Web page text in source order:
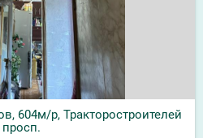
604м/р, Тракторостроителей
просп.